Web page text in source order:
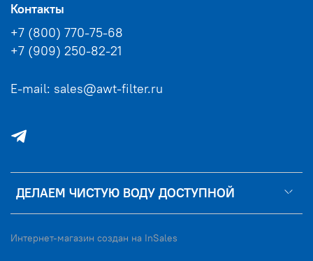
ДЕЛАЕМ ЧИСТУЮ ВОДУ ДОСТУПНОЙ
Контакты
+7 (800) 770-75-68
+7 (909) 250-82-21
E-mail: sales@awt-filter.ru
Интернет-магазин создан на InSales